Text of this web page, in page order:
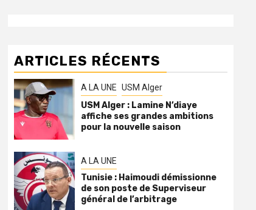
ARTICLES RÉCENTS
A LA UNE USM Alger
USM Alger : Lamine N’diaye
affiche ses grandes ambitions
pour la nouvelle saison
A LA UNE
Tunisie : Haimoudi démissionne
de son poste de Superviseur
général de l’arbitrage